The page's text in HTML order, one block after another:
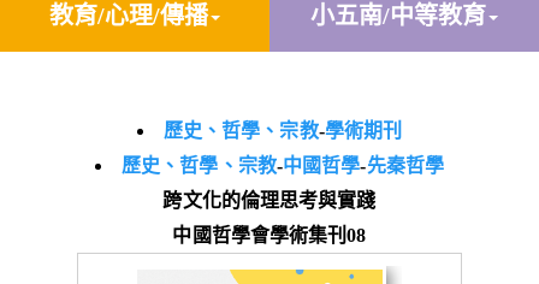
教育/心理/傳播 小五南/中等教育
歷史、哲學、宗教-學術期刊
歷史、哲學、宗教-中國哲學-先秦哲學
跨文化的倫理思考與實踐
中國哲學會學術集刊08